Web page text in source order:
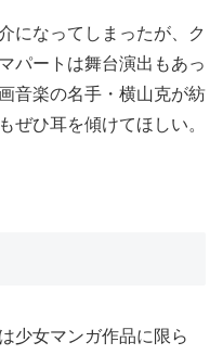
になってしまったが、ク
パートは舞台演出もあっ
音楽の名手・横山克が紡
ぜひ耳を傾けてほしい。
少女マンガ作品に限ら